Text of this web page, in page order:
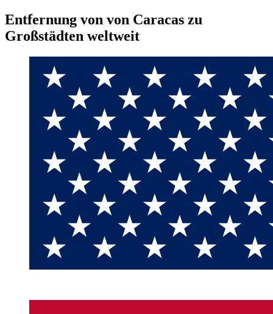
Entfernung von von Caracas zu
Großstädten weltweit